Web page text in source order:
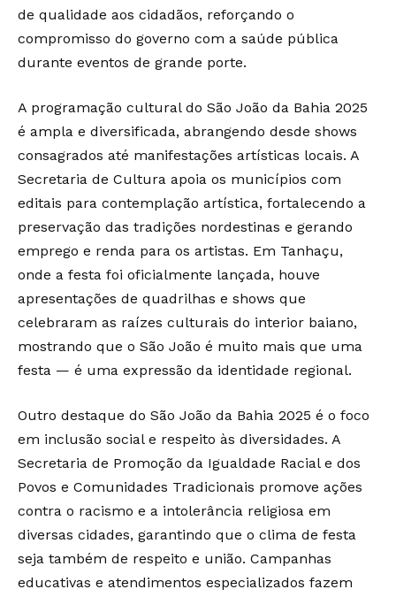
de qualidade aos cidadãos, reforçando o
compromisso do governo com a saúde pública
durante eventos de grande porte.
A programação cultural do São João da Bahia 2025
é ampla e diversificada, abrangendo desde shows
consagrados até manifestações artísticas locais. A
Secretaria de Cultura apoia os municípios com
editais para contemplação artística, fortalecendo a
preservação das tradições nordestinas e gerando
emprego e renda para os artistas. Em Tanhaçu,
onde a festa foi oficialmente lançada, houve
apresentações de quadrilhas e shows que
celebraram as raízes culturais do interior baiano,
mostrando que o São João é muito mais que uma
festa — é uma expressão da identidade regional.
Outro destaque do São João da Bahia 2025 é o foco
em inclusão social e respeito às diversidades. A
Secretaria de Promoção da Igualdade Racial e dos
Povos e Comunidades Tradicionais promove ações
contra o racismo e a intolerância religiosa em
diversas cidades, garantindo que o clima de festa
seja também de respeito e união. Campanhas
educativas e atendimentos especializados fazem